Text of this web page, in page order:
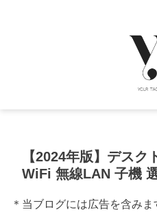
【2024年版】デスク
WiFi 無線LAN 子機
＊当ブログには広告を含みま